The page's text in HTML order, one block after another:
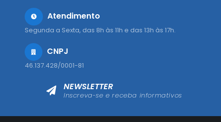
Atendimento
Segunda a Sexta, das 8h às 11h e das 13h às 17h.
CNPJ
46.137.428/0001-81
NEWSLETTER
Inscreva-se e receba informativos